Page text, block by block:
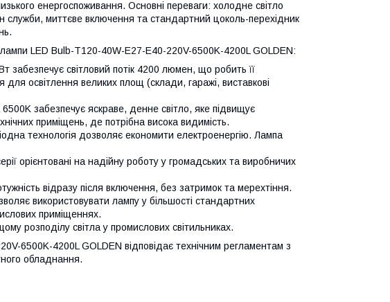
енергоспоживання. Основні переваги: ​​холодне світло
миттєве включення та стандартний цоколь-перехідник
лампи LED Bulb-T120-40W-E27-E40-220V-6500K-4200L GOLDEN:
забезпечує світловий потік 4200 люмен, що робить її
освітлення великих площ (склади, гаражі, виставкові
забезпечує яскраве, денне світло, яке підвищує
приміщень, де потрібна висока видимість.
технологія дозволяє економити електроенергію. Лампа
орієнтовані на надійну роботу у громадських та виробничих
відразу після включення, без затримок та мерехтіння.
використовувати лампу у більшості стандартних
приміщеннях.
розподілу світла у промислових світильниках.
6500K-4200L GOLDEN відповідає технічним регламентам з
обладнання.